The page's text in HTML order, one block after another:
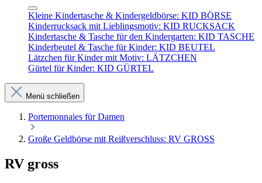
Kleine Kindertasche & Kindergeldbörse: KID BÖRSE
Kinderrucksack mit Lieblingsmotiv: KID RUCKSACK
Kindertasche & Tasche für den Kindergarten: KID TASCHE
Kinderbeutel & Tasche für Kinder: KID BEUTEL
Lätzchen für Kinder mit Motiv: LÄTZCHEN
Gürtel für Kinder: KID GÜRTEL
Menü schließen
Portemonnaies für Damen
Große Geldbörse mit Reißverschluss: RV GROSS
RV gross